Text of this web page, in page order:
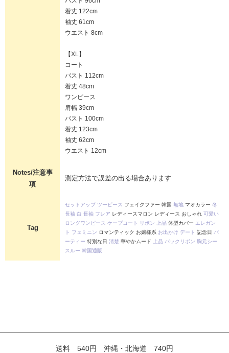
着丈 122cm
袖丈 61cm
ウエスト 8cm
【XL】
コート
バスト 112cm
着丈 48cm
ワンピース
肩幅 39cm
バスト 100cm
着丈 123cm
袖丈 62cm
ウエスト 12cm
Notes/注意事
項
測定方法で誤差の出る場合あります
Tag
セットアップ ツーピース フェイクファー 韓国 無地 マオカラー 冬
長袖 白 長袖 フレア レディースマロン レディース おしゃれ 可愛い
ロングワンピース ケープコート リボン 上品 体型カバー エレガン
ト フェミニン ロマンティック お嬢様系 お出かけ デート 記念日 パ
ーティー 特別な日 清楚 華やかムード 上品 バックリボン 胸元シー
スルー 韓国通販
送料 540円 沖縄・北海道 740円